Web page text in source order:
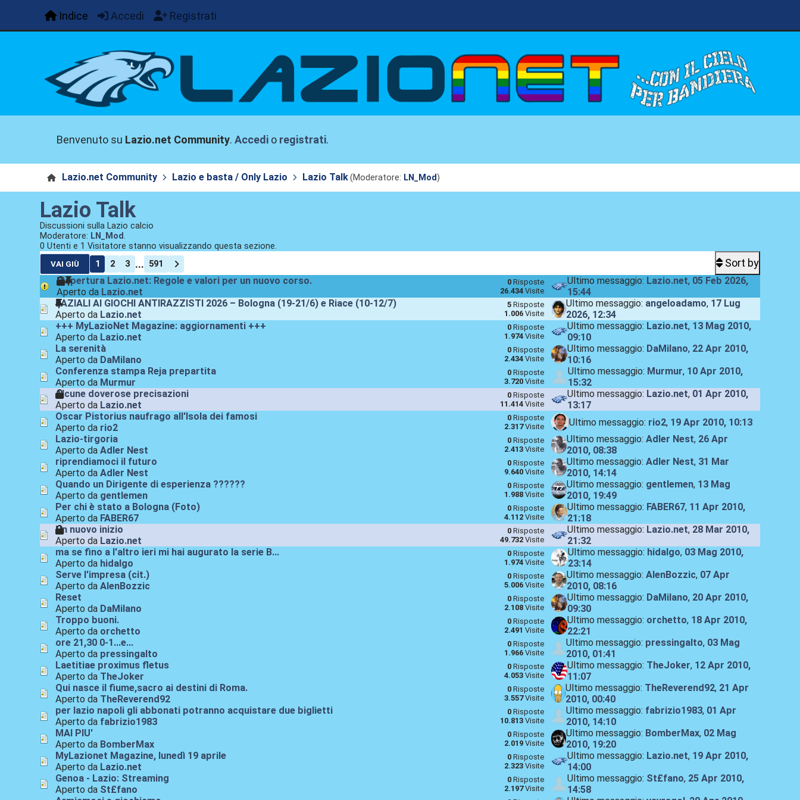
Indice Accedi Registrati
Benvenuto su Lazio.net Community.Accedi o registrati.
Lazio.net Community Lazio e basta / Only Lazio Lazio Talk(Moderatore: LN_Mod)
Lazio Talk
Discussioni sulla Lazio calcio
Moderatore: LN_Mod.
0 Utenti e 1 Visitatore stanno visualizzando questa sezione.
VAI GIÙ 1 2 3 ... 591 Sort by
Riapertura Lazio.net: Regole e valori per un nuovo corso.
Aperto da Lazio.net
0Risposte
26.434Visite
Ultimo messaggio: Lazio.net, 05 Feb 2026,
15:44
LAZIALI AI GIOCHI ANTIRAZZISTI 2026 – Bologna (19-21/6) e Riace (10-12/7)
Aperto da Lazio.net
5Risposte
1.006Visite
Ultimo messaggio: angeloadamo, 17 Lug
2026, 12:34
+++ MyLazioNet Magazine: aggiornamenti +++
Aperto da Lazio.net
0Risposte
1.974Visite
Ultimo messaggio: Lazio.net, 13 Mag 2010,
09:10
La serenità
Aperto da DaMilano
0Risposte
2.434Visite
Ultimo messaggio: DaMilano, 22 Apr 2010,
10:16
Conferenza stampa Reja prepartita
Aperto da Murmur
0Risposte
3.720Visite
Ultimo messaggio: Murmur, 10 Apr 2010,
15:32
Alcune doverose precisazioni
Aperto da Lazio.net
0Risposte
11.414Visite
Ultimo messaggio: Lazio.net, 01 Apr 2010,
13:17
Oscar Pistorius naufrago all'Isola dei famosi
Aperto da rio2
0Risposte
2.317Visite Ultimo messaggio: rio2, 19 Apr 2010, 10:13
Lazio-tirgoria
Aperto daAdler Nest
0Risposte
2.413Visite
Ultimo messaggio:Adler Nest, 26 Apr
2010, 08:38
riprendiamoci il futuro
Aperto daAdler Nest
0Risposte
9.640Visite
Ultimo messaggio: Adler Nest, 31 Mar
2010, 14:14
Quando un Dirigente di esperienza ??????
Aperto da gentlemen
0Risposte
1.988Visite
Ultimo messaggio: gentlemen, 13 Mag
2010, 19:49
Per chi è stato a Bologna (Foto)
Aperto da FABER67
0Risposte
4.112Visite
Ultimo messaggio: FABER67, 11 Apr 2010,
21:18
Un nuovo inizio
Aperto da Lazio.net
0Risposte
49.732Visite
Ultimo messaggio: Lazio.net, 28 Mar 2010,
21:32
ma se fino a l'altro ieri mi hai augurato la serie B...
Aperto da hidalgo
0Risposte
1.974Visite
Ultimo messaggio: hidalgo, 03 Mag 2010,
23:14
Serve l'impresa (cit.)
Aperto daAlenBozzic
0Risposte
5.006Visite
Ultimo messaggio: AlenBozzic, 07 Apr
2010, 08:16
Reset
Aperto da DaMilano
0Risposte
2.108Visite
Ultimo messaggio: DaMilano, 20 Apr 2010,
09:30
Troppo buoni.
Aperto da orchetto
0Risposte
2.491 Visite
Ultimo messaggio: orchetto, 18 Apr 2010,
22:21
ore 21,30 0-1...e...
Aperto da pressingalto
0Risposte
1.966Visite
Ultimo messaggio: pressingalto, 03 Mag
2010, 01:41
Laetitiae proximus fletus
Aperto da TheJoker
0Risposte
4.053Visite
Ultimo messaggio: TheJoker, 12 Apr 2010,
11:07
Qui nasce il fiume,sacro ai destini di Roma.
Aperto da TheReverend92
0Risposte
3.557Visite
Ultimo messaggio: TheReverend92, 21 Apr
2010, 00:40
per lazio napoli gli abbonati potranno acquistare due biglietti
Aperto da fabrizio1983
0Risposte
10.813Visite
Ultimo messaggio: fabrizio1983, 01 Apr
2010, 14:10
MAI PIU'
Aperto da BomberMax
0Risposte
2.019Visite
Ultimo messaggio: BomberMax, 02 Mag
2010, 19:20
MyLazionet Magazine, lunedì 19 aprile
Aperto da Lazio.net
0Risposte
2.323Visite
Ultimo messaggio: Lazio.net, 19 Apr 2010,
14:00
Genoa - Lazio: Streaming
Aperto da St£fano
0Risposte
2.197Visite
Ultimo messaggio: St£fano, 25 Apr 2010,
14:58